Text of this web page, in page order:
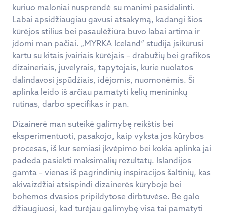
kuriuo maloniai nusprendė su manimi pasidalinti.
Labai apsidžiaugiau gavusi atsakymą, kadangi šios
kūrėjos stilius bei pasaulėžiūra buvo labai artima ir
įdomi man pačiai. „MYRKA Iceland“ studija įsikūrusi
kartu su kitais įvairiais kūrėjais – drabužių bei grafikos
dizaineriais, juvelyrais, tapytojais, kurie nuolatos
dalindavosi įspūdžiais, idėjomis, nuomonėmis. Ši
aplinka leido iš arčiau pamatyti kelių menininkų
rutinas, darbo specifikas ir pan.
Dizainerė man suteikė galimybę reikštis bei
eksperimentuoti, pasakojo, kaip vyksta jos kūrybos
procesas, iš kur semiasi įkvėpimo bei kokia aplinka jai
padeda pasiekti maksimalių rezultatų. Islandijos
gamta – vienas iš pagrindinių inspiracijos šaltinių, kas
akivaizdžiai atsispindi dizainerės kūryboje bei
bohemos dvasios pripildytose dirbtuvėse. Be galo
džiaugiuosi, kad turėjau galimybę visa tai pamatyti